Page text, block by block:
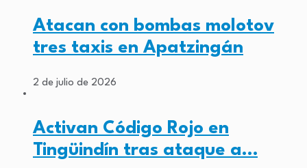
Atacan con bombas molotov
tres taxis en Apatzingán
2 de julio de 2026
Activan Código Rojo en
Tingüindín tras ataque a…